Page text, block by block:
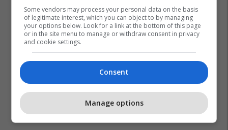
Lavamani Pastrimi Kuzhina
Some vendors may process your personal data on the basis
of legitimate interest, which you can object to by managing
your options below. Look for a link at the bottom of this page
or in the site menu to manage or withdraw consent in privacy
and cookie settings.
Consent
Manage options